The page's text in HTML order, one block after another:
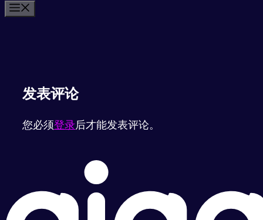
发表评论
您必须登录后才能发表评论。